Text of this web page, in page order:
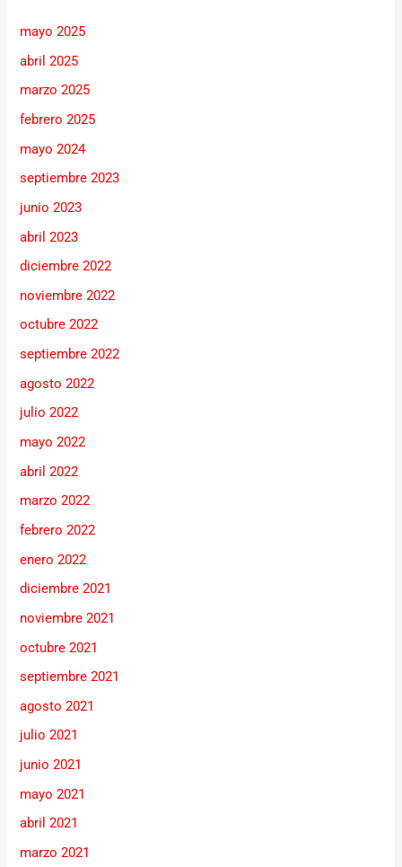
mayo 2025
abril 2025
marzo 2025
febrero 2025
mayo 2024
septiembre 2023
junio 2023
abril 2023
diciembre 2022
noviembre 2022
octubre 2022
septiembre 2022
agosto 2022
julio 2022
mayo 2022
abril 2022
marzo 2022
febrero 2022
enero 2022
diciembre 2021
noviembre 2021
octubre 2021
septiembre 2021
agosto 2021
julio 2021
junio 2021
mayo 2021
abril 2021
marzo 2021